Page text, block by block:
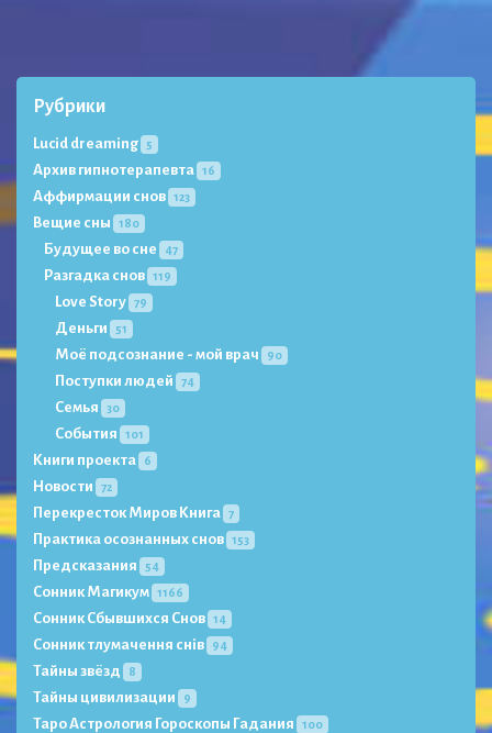
Рубрики
Lucid dreaming 5
Архив гипнотерапевта 16
Аффирмации снов 123
Вещие сны 180
Будущее во сне 47
Разгадка снов 119
Love Story 79
Деньги 51
Моё подсознание - мой врач 90
Поступки людей 74
Семья 30
События 101
Книги проекта 6
Новости 72
Перекресток Миров Книга 7
Практика осознанных снов 153
Предсказания 54
Сонник Магикум 1166
Сонник Сбывшихся Снов 14
Сонник тлумачення снів 94
Тайны звёзд 8
Тайны цивилизации 9
Таро Астрология Гороскопы Гадания 100